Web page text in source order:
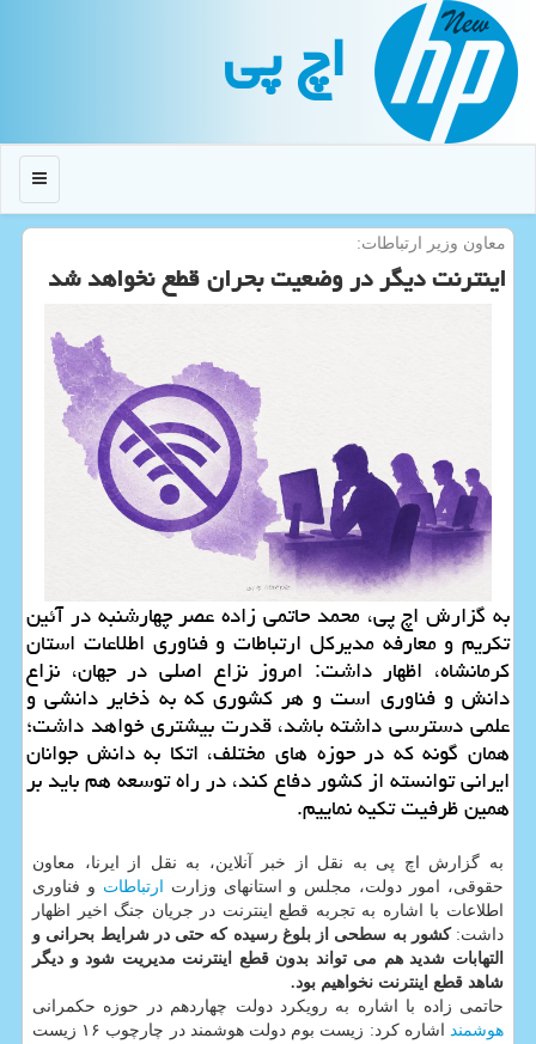
اچ پی
منو
معاون وزیر ارتباطات:
اینترنت دیگر در وضعیت بحران قطع نخواهد شد
به گزارش اچ پی، محمد حاتمی زاده عصر چهارشنبه در آئین
تکریم و معارفه مدیرکل ارتباطات و فناوری اطلاعات استان
کرمانشاه، اظهار داشت: امروز نزاع اصلی در جهان، نزاع
دانش و فناوری است و هر کشوری که به ذخایر دانشی و
علمی دسترسی داشته باشد، قدرت بیشتری خواهد داشت؛
همان گونه که در حوزه های مختلف، اتکا به دانش جوانان
ایرانی توانسته از کشور دفاع کند، در راه توسعه هم باید بر
همین ظرفیت تکیه نماییم.
به گزارش اچ پی به نقل از خبر آنلاین، به نقل از ایرنا، معاون
حقوقی، امور دولت، مجلس و استانهای وزارت
ارتباطات و فناوری
اطلاعات با اشاره به تجربه قطع اینترنت در جریان جنگ اخیر اظهار
داشت:کشور به سطحی از بلوغ رسیده که حتی در شرایط بحرانی و
التهابات شدید هم می تواند بدون قطع اینترنت مدیریت شود و دیگر
شاهد قطع اینترنت نخواهیم بود.
حاتمی زاده با اشاره به رویکرد دولت چهاردهم در حوزه حکمرانی
هوشمند
اشاره کرد: زیست بوم دولت هوشمند در چارچوب ۱۶ زیست